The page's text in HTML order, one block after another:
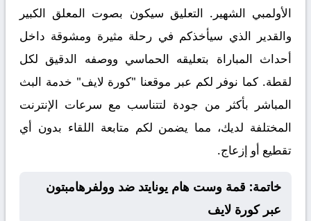
الأولمبي الشهير. التعليق سيكون بصوت المعلق الكبير
والقدير الذي سيأخذكم في رحلة مثيرة ومشوقة داخل
أحداث المباراة بتعليقه الحماسي ووصفه الدقيق لكل
لقطة. كما نوفر لكم عبر موقعنا "كورة لايف" خدمة البث
المباشر بأكثر من جودة لتتناسب مع سرعات الإنترنت
المختلفة لديك، مما يضمن لكم متابعة اللقاء بدون أي
تقطيع أو إزعاج.
خاتمة: قمة وست هام يونايتد ضد وولفرهامبتون
عبر كورة لايف